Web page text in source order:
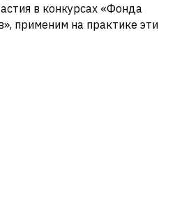
в конкурсах «Фонда
применим на практике эти